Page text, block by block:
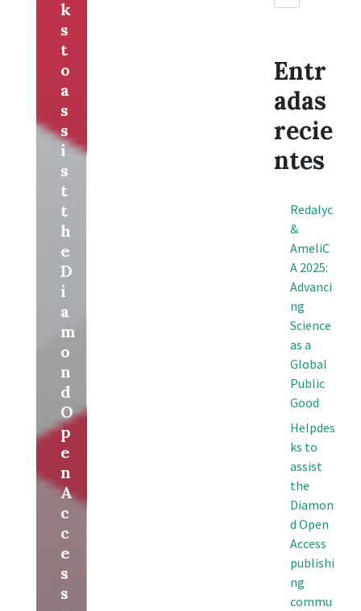
k
s
t
o
a
s
s
i
s
t
t
h
e
D
i
a
m
o
n
d
O
p
e
n
A
c
c
e
s
s
Entr
adas
recie
ntes
Redalyc
&
AmeliC
A 2025:
Advanci
ng
Science
as a
Global
Public
Good
Helpdes
ks to
assist
the
Diamon
d Open
Access
publishi
ng
commu